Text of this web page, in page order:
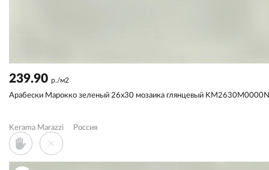
239.90 р./м2
Арабески Марокко зеленый 26x30 мозаика глянцевый KM2630M0000N
Kerama Marazzi Россия